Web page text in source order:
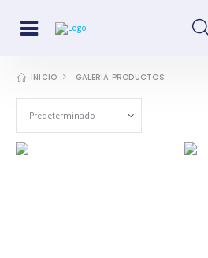
INICIO GALERIA PRODUCTOS